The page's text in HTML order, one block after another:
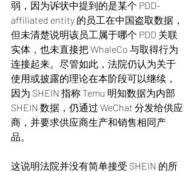
弱，因为诉状中提到的是某个 PDD-
affiliated entity 的员工在中国盗取数据，
但未清楚说明该员工属于哪个 PDD 关联
实体，也未直接把 WhaleCo 与取得行为
连接起来。尽管如此，法院仍认为关于
使用或披露的理论在本阶段可以继续，
因为 SHEIN 指称 Temu 明知数据为内部
SHEIN 数据，仍通过 WeChat 分发给供应
商，并要求供应商生产和销售相同产
品。
这说明法院并没有简单接受 SHEIN 的所